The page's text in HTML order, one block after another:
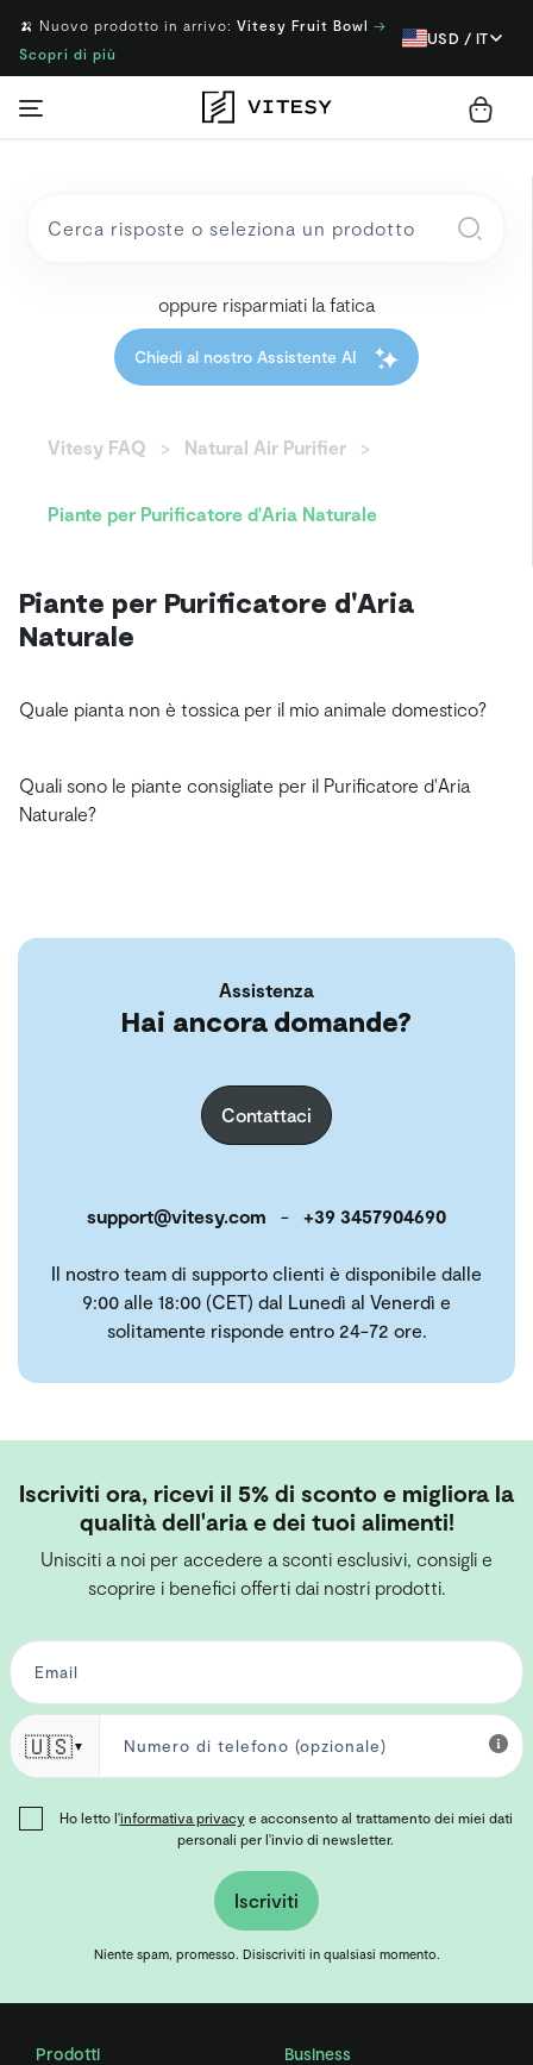
🍌 Nuovo prodotto in arrivo: Vitesy Fruit Bowl →
Scopri di più
USD / IT
oppure risparmiati la fatica
Chiedi al nostro Assistente AI
Vitesy FAQ Natural Air Purifier
Piante per Purificatore d'Aria Naturale
Piante per Purificatore d'Aria
Naturale
Quale pianta non è tossica per il mio animale domestico?
Quali sono le piante consigliate per il Purificatore d'Aria
Naturale?
Assistenza
Hai ancora domande?
Contattaci
support@vitesy.com - +39 3457904690
Il nostro team di supporto clienti è disponibile dalle
9:00 alle 18:00 (CET) dal Lunedì al Venerdì e
solitamente risponde entro 24-72 ore.
Iscriviti ora, ricevi il 5% di sconto e migliora la
qualità dell'aria e dei tuoi alimenti!
Unisciti a noi per accedere a sconti esclusivi, consigli e
scoprire i benefici offerti dai nostri prodotti.
🇺🇸▼
Ho letto l'informativa privacye acconsento al trattamento dei miei dati
personali per l'invio di newsletter.
Iscriviti
Niente spam, promesso. Disiscriviti in qualsiasi momento.
Prodotti Business